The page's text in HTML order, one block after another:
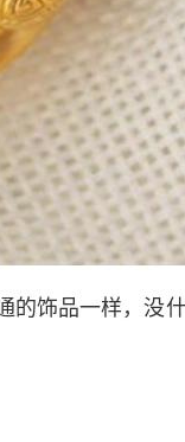
的饰品一样，没